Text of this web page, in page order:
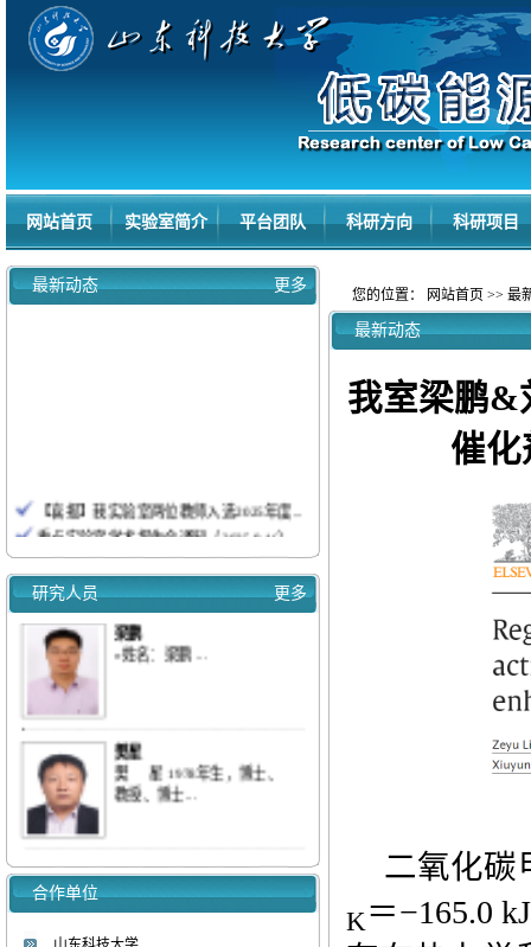
网站首页 实验室简介 平台团队 科研方向 科研项目
最新动态 更多
重点实验室学术报告会通知（2025.9.16）
度...
我室梁鹏&刘庆等全面综述多孔碳、分子
筛...
我室梁鹏&刘庆等综述多孔碳材料对气态
污...
热烈欢迎李彦坤博士加入低碳能源化工实验
室
研究人员 更多
梁鹏
»姓名：梁鹏 ...
樊 星 1978年生，博士、
教授、博士...
»姓名：赵国明 ...
合作单位
您的位置： 网站首页 >> 最
最新动态
我室梁鹏&
催化
二氧化碳
K＝−165.0